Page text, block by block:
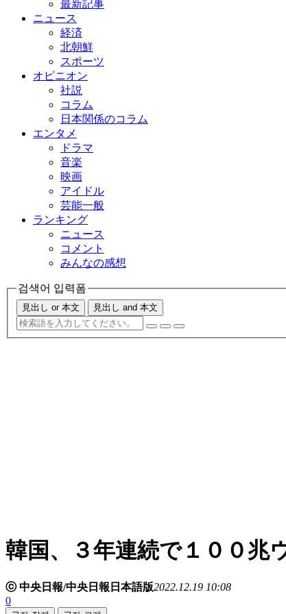
最新記事
ニュース
経済
北朝鮮
スポーツ
オピニオン
社説
コラム
日本関係のコラム
エンタメ
ドラマ
音楽
映画
アイドル
芸能一般
ランキング
ニュース
コメント
みんなの感想
검색어 입력폼
見出し or 本文 見出し and 本文
韓国、３年連続で１００兆
ⓒ 中央日報/中央日報日本語版2022.12.19 10:08
0